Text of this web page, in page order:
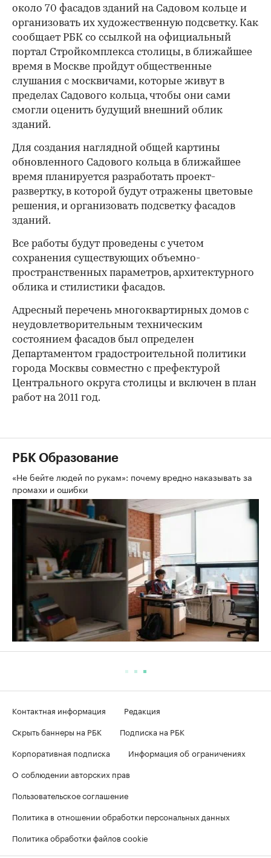
около 70 фасадов зданий на Садовом кольце и
организовать их художественную подсветку. Как
сообщает РБК со ссылкой на официальный
портал Стройкомплекса столицы, в ближайшее
время в Москве пройдут общественные
слушания с москвичами, которые живут в
пределах Садового кольца, чтобы они сами
смогли оценить будущий внешний облик
зданий.
Для создания наглядной общей картины
обновленного Садового кольца в ближайшее
время планируется разработать проект-
развертку, в которой будут отражены цветовые
решения, и организовать подсветку фасадов
зданий.
Все работы будут проведены с учетом
сохранения существующих объемно-
пространственных параметров, архитектурного
облика и стилистики фасадов.
Адресный перечень многоквартирных домов с
неудовлетворительным техническим
состоянием фасадов был определен
Департаментом градостроительной политики
города Москвы совместно с префектурой
Центрального округа столицы и включен в план
работ на 2011 год.
РБК Образование
«Не бейте людей по рукам»: почему вредно наказывать за
промахи и ошибки
Контактная информация
Редакция
Скрыть баннеры на РБК
Подписка на РБК
Корпоративная подписка
Информация об ограничениях
О соблюдении авторских прав
Пользовательское соглашение
Политика в отношении обработки персональных данных
Политика обработки файлов cookie